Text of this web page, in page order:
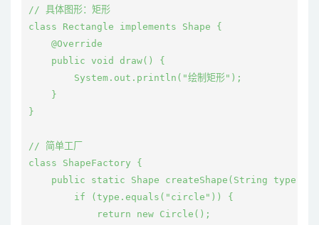
// 具体图形：矩形
class Rectangle implements Shape {
    @Override
    public void draw() {
        System.out.println("绘制矩形");
    }
}
// 简单工厂
class ShapeFactory {
    public static Shape createShape(String type) {
        if (type.equals("circle")) {
            return new Circle();